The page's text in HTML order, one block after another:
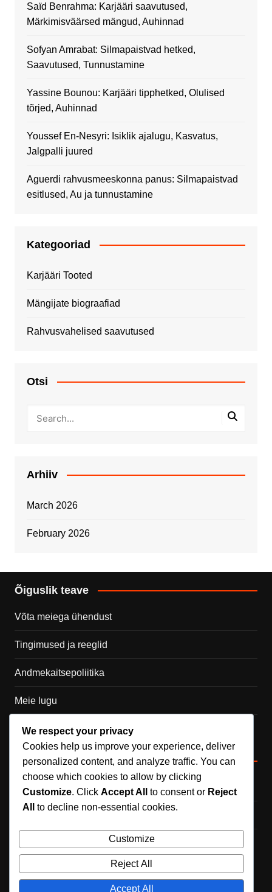
Saïd Benrahma: Karjääri saavutused,
Märkimisväärsed mängud, Auhinnad
Sofyan Amrabat: Silmapaistvad hetked,
Saavutused, Tunnustamine
Yassine Bounou: Karjääri tipphetked, Olulised
tõrjed, Auhinnad
Youssef En-Nesyri: Isiklik ajalugu, Kasvatus,
Jalgpalli juured
Aguerdi rahvusmeeskonna panus: Silmapaistvad
esitlused, Au ja tunnustamine
Kategooriad
Karjääri Tooted
Mängijate biograafiad
Rahvusvahelised saavutused
Otsi
Arhiiv
March 2026
February 2026
Õiguslik teave
Võta meiega ühendust
Tingimused ja reeglid
Andmekaitsepoliitika
Meie lugu
Küpsised ja jälgimine
Kategooriad
Karjääri Tooted
Rahvusvahelised saavutused
We respect your privacy
Cookies help us improve your experience, deliver
personalized content, and analyze traffic. You can
choose which cookies to allow by clicking
Customize. Click Accept All to consent or Reject
All
to decline non-essential cookies.
Customize
Reject All
Accept All